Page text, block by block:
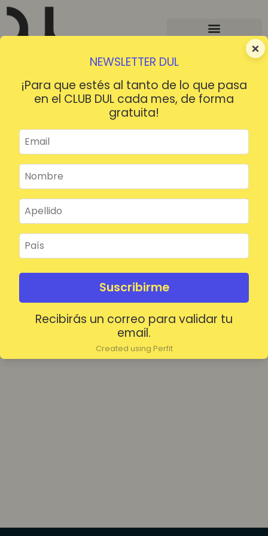
×
NEWSLETTER DUL
¡Para que estés al tanto de lo que pasa
en el CLUB DUL cada mes, de forma
gratuita!
Suscribirme
Recibirás un correo para validar tu
email.
Created using Perfit
¡HOLA!
Mantenerme conectado
Acceder